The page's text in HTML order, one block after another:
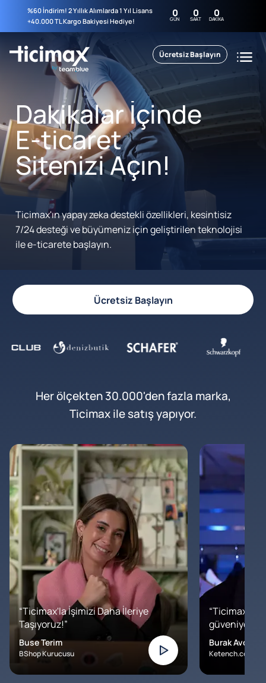
%60 İndirim! 2 Yıllık Alımlarda 1 Yıl Lisans
+40.000 TL Kargo Bakiyesi Hediye!
0
GÜN 0
SAAT 0
DAKIKA
Ücretsiz Başlayın
Dakikalar İçinde
E-ticaret
Sitenizi Açın!
Ticimax'ın yapay zeka destekli özellikleri, kesintisiz
7/24 desteği ve büyümeniz için geliştirilen teknolojisi
ile e-ticarete başlayın.
Ücretsiz Başlayın
Her ölçekten 30.000'den fazla marka,
Ticimax ile satış yapıyor.
“Ticimax'la İşimizi Daha İleriye
Taşıyoruz!”
Buse Terim
BShop Kurucusu
“Ticimax'a
Burak Avcılar
Ketench.com –